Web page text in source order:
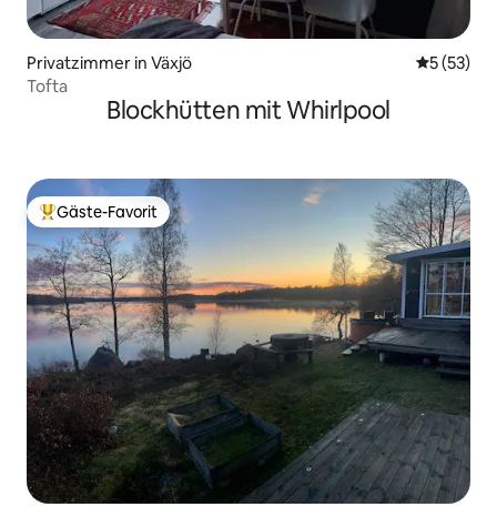
Privatzimmer in Växjö
5 (53)
Tofta
Blockhütten mit Whirlpool
Beliebter Gäste-Favorit.
Gäste-Favorit